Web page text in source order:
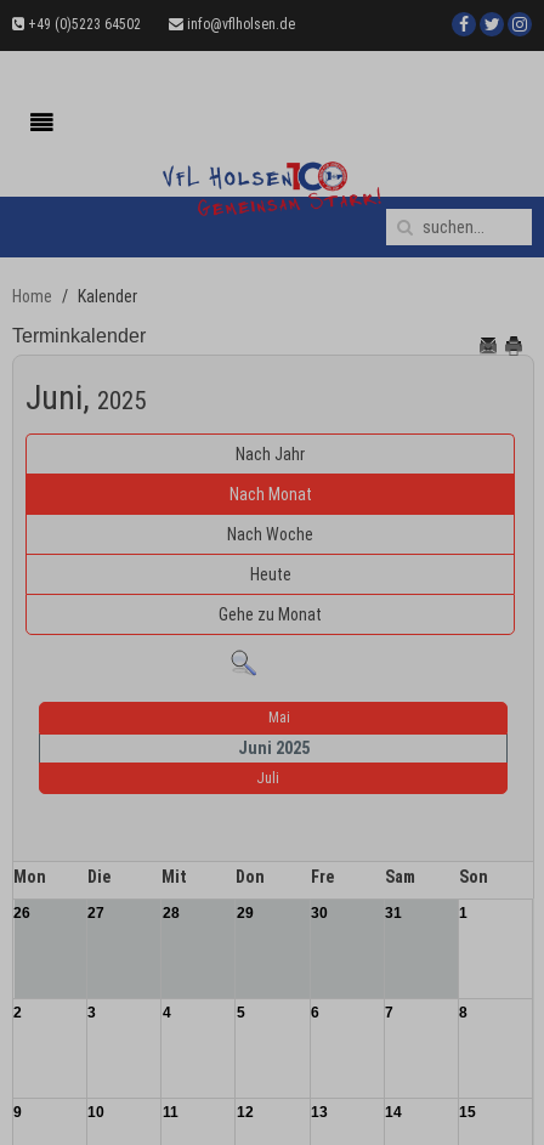
+49 (0)5223 64502 info@vflholsen.de
Home Kalender
Terminkalender
Juni, 2025
Nach Jahr
Nach Monat
Nach Woche
Heute
Gehe zu Monat
Mai
Juni 2025
Juli
Mon Die Mit Don Fre Sam Son
26 27 28 29 30 31 1
2 3 4 5 6 7 8
9 10 11 12 13 14 15